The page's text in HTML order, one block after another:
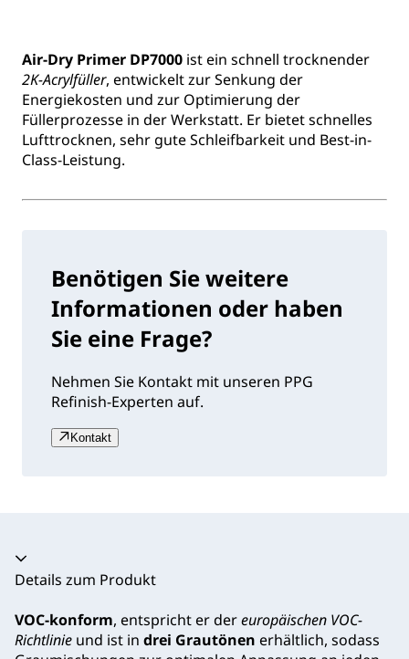
Air-Dry Primer DP7000 ist ein schnell trocknender
2K-Acrylfüller, entwickelt zur Senkung der
Energiekosten und zur Optimierung der
Füllerprozesse in der Werkstatt. Er bietet schnelles
Lufttrocknen, sehr gute Schleifbarkeit und Best-in-
Class-Leistung.
Benötigen Sie weitere
Informationen oder haben
Sie eine Frage?
Nehmen Sie Kontakt mit unseren PPG
Refinish-Experten auf.
Kontakt
Akkordeon zusammengeklappt
Details zum Produkt
VOC-konform, entspricht er dereuropäischen VOC-
Richtlinie und ist in drei Grautönen erhältlich, sodass